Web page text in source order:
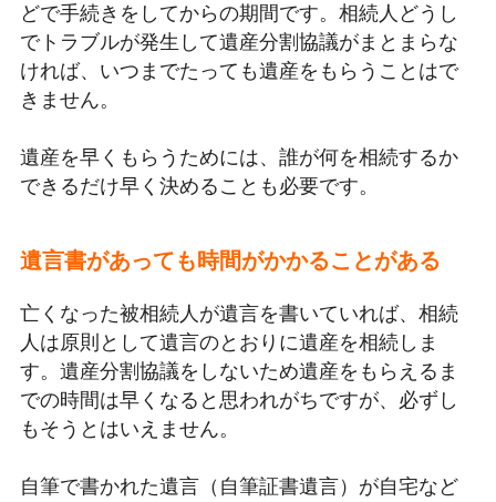
どで手続きをしてからの期間です。相続人どうし
でトラブルが発生して遺産分割協議がまとまらな
ければ、いつまでたっても遺産をもらうことはで
きません。
遺産を早くもらうためには、誰が何を相続するか
できるだけ早く決めることも必要です。
遺言書があっても時間がかかることがある
亡くなった被相続人が遺言を書いていれば、相続
人は原則として遺言のとおりに遺産を相続しま
す。遺産分割協議をしないため遺産をもらえるま
での時間は早くなると思われがちですが、必ずし
もそうとはいえません。
自筆で書かれた遺言（自筆証書遺言）が自宅など